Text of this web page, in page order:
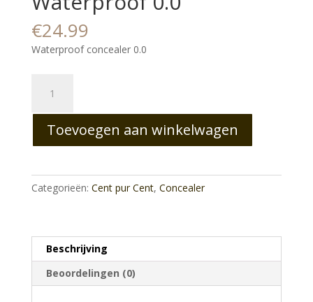
€24.99
Waterproof concealer 0.0
Concealer
Waterproof
aantal
Toevoegen aan winkelwagen
Categorieën: Cent pur Cent, Concealer
Beschrijving
Beoordelingen (0)